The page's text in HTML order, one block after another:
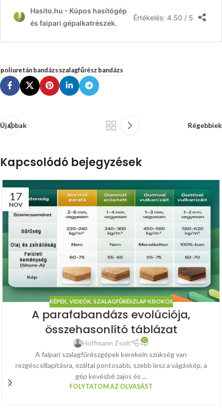
poliuretán bandázsszalagfűrész bandázs
Újabbak Régebbiek
Kapcsolódó bejegyzések
17
NOV
KÉPEK, VIDEÓK SZALAGFŰRÉSZLAP KISOKOS
A parafabandázs evolúciója,
összehasonlító táblázat
Hoffmann Zsolt 0
A faipari szalagfűrészgépek kerekein szükség van
rezgéscsillapításra, ezáltal pontosabb, szebb lesz a vágáskép, a
gép kevésbé zajos és ...
FOLYTATOM AZ OLVASÁST